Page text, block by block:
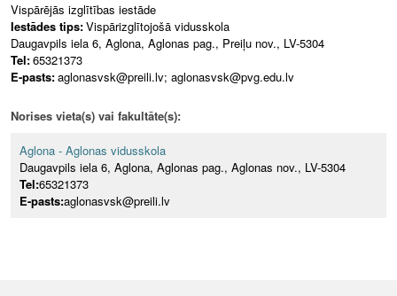
Vispārējās izglītības iestāde
Iestādes tips:Vispārizglītojošā vidusskola
Daugavpils iela 6, Aglona, Aglonas pag., Preiļu nov., LV-5304
Tel:65321373
E-pasts:aglonasvsk@preili.lv; aglonasvsk@pvg.edu.lv
Norises vieta(s) vai fakultāte(s):
Aglona - Aglonas vidusskola
Daugavpils iela 6, Aglona, Aglonas pag., Aglonas nov., LV-5304
Tel:65321373
E-pasts:aglonasvsk@preili.lv